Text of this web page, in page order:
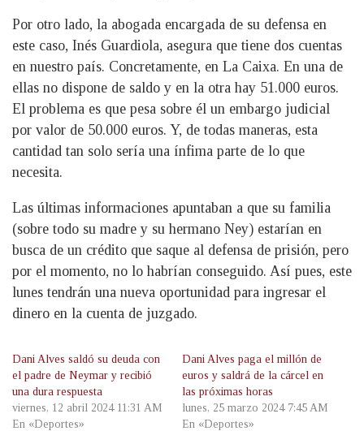
Por otro lado, la abogada encargada de su defensa en
este caso, Inés Guardiola, asegura que tiene dos cuentas
en nuestro país. Concretamente, en La Caixa. En una de
ellas no dispone de saldo y en la otra hay 51.000 euros.
El problema es que pesa sobre él un embargo judicial
por valor de 50.000 euros. Y, de todas maneras, esta
cantidad tan solo sería una ínfima parte de lo que
necesita.
Las últimas informaciones apuntaban a que su familia
(sobre todo su madre y su hermano Ney) estarían en
busca de un crédito que saque al defensa de prisión, pero
por el momento, no lo habrían conseguido. Así pues, este
lunes tendrán una nueva oportunidad para ingresar el
dinero en la cuenta de juzgado.
Dani Alves saldó su deuda con
el padre de Neymar y recibió
una dura respuesta
viernes, 12 abril 2024 11:31 AM
En «Deportes»
Dani Alves paga el millón de
euros y saldrá de la cárcel en
las próximas horas
lunes, 25 marzo 2024 7:45 AM
En «Deportes»